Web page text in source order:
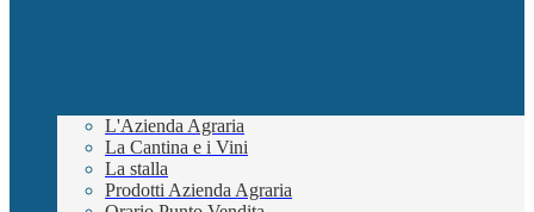
L'Azienda Agraria
La Cantina e i Vini
La stalla
Prodotti Azienda Agraria